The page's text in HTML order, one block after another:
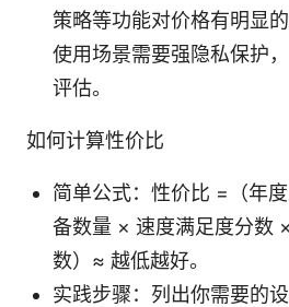
策略等功能对价格有明显
使用场景需要强隐私保护
评估。
如何计算性价比
简单公式：性价比 =（年
备数量 × 速度满足度分数
数）≈ 越低越好。
实践步骤：列出你需要的